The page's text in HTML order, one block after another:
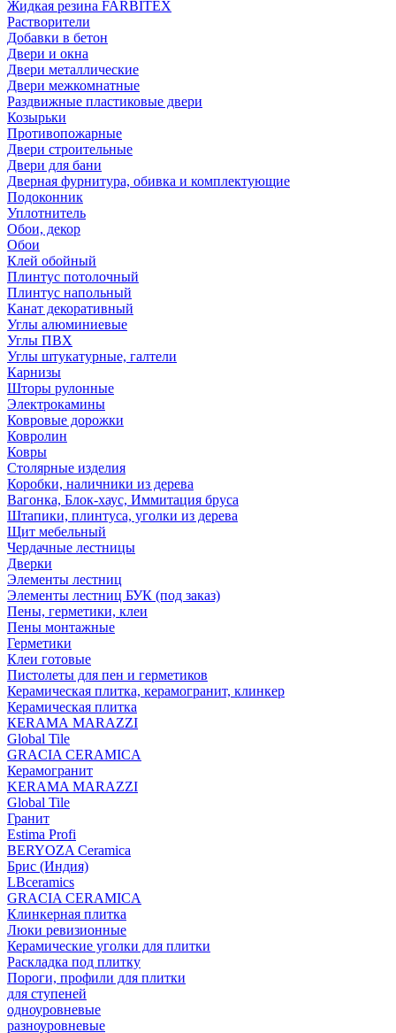
Жидкая резина FARBITEX
Растворители
Добавки в бетон
Двери и окна
Двери металлические
Двери межкомнатные
Раздвижные пластиковые двери
Козырьки
Противопожарные
Двери строительные
Двери для бани
Дверная фурнитура, обивка и комплектующие
Подоконник
Уплотнитель
Обои, декор
Обои
Клей обойный
Плинтус потолочный
Плинтус напольный
Канат декоративный
Углы алюминиевые
Углы ПВХ
Углы штукатурные, галтели
Карнизы
Шторы рулонные
Электрокамины
Ковровые дорожки
Ковролин
Ковры
Столярные изделия
Коробки, наличники из дерева
Вагонка, Блок-хаус, Иммитация бруса
Штапики, плинтуса, уголки из дерева
Щит мебельный
Чердачные лестницы
Дверки
Элементы лестниц
Элементы лестниц БУК (под заказ)
Пены, герметики, клеи
Пены монтажные
Герметики
Клеи готовые
Пистолеты для пен и герметиков
Керамическая плитка, керамогранит, клинкер
Керамическая плитка
КЕRАМА MARAZZI
Global Tile
GRACIA CERAMICA
Керамогранит
KERAMA MARAZZI
Global Tile
Гранит
Estima Profi
BERYOZA Ceramica
Брис (Индия)
LBceramics
GRACIA CERAMICA
Клинкерная плитка
Люки ревизионные
Керамические уголки для плитки
Раскладка под плитку
Пороги, профили для плитки
для ступеней
одноуровневые
разноуровневые